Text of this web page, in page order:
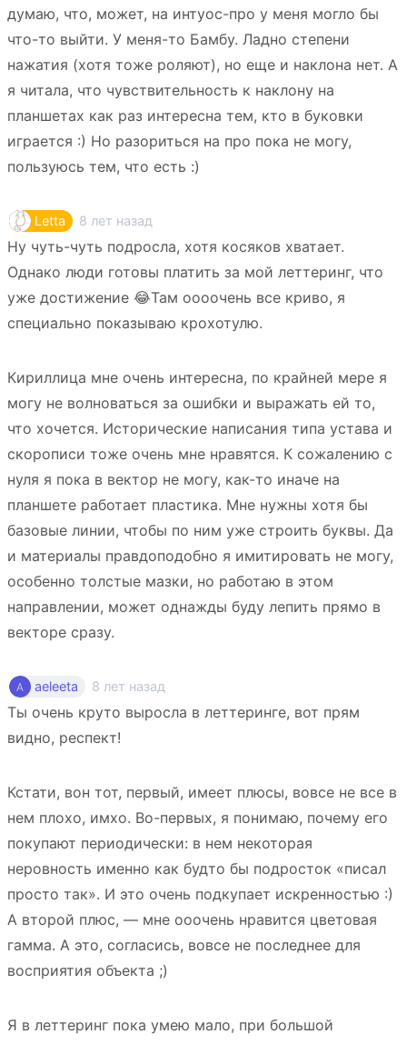
думаю, что, может, на интуос-про у меня могло бы
что-то выйти. У меня-то Бамбу. Ладно степени
нажатия (хотя тоже роляют), но еще и наклона нет. А
я читала, что чувствительность к наклону на
планшетах как раз интересна тем, кто в буковки
играется :) Но разориться на про пока не могу,
пользуюсь тем, что есть :)
Letta 8 лет назад
Ну чуть-чуть подросла, хотя косяков хватает.
Однако люди готовы платить за мой леттеринг, что
уже достижение 😂Там оооочень все криво, я
специально показываю крохотулю.
Кириллица мне очень интересна, по крайней мере я
могу не волноваться за ошибки и выражать ей то,
что хочется. Исторические написания типа устава и
скорописи тоже очень мне нравятся. К сожалению с
нуля я пока в вектор не могу, как-то иначе на
планшете работает пластика. Мне нужны хотя бы
базовые линии, чтобы по ним уже строить буквы. Да
и материалы правдоподобно я имитировать не могу,
особенно толстые мазки, но работаю в этом
направлении, может однажды буду лепить прямо в
векторе сразу.
aeleeta 8 лет назад
Ты очень круто выросла в леттеринге, вот прям
видно, респект!
Кстати, вон тот, первый, имеет плюсы, вовсе не все в
нем плохо, имхо. Во-первых, я понимаю, почему его
покупают периодически: в нем некоторая
неровность именно как будто бы подросток «писал
просто так». И это очень подкупает искренностью :)
А второй плюс, — мне ооочень нравится цветовая
гамма. А это, согласись, вовсе не последнее для
восприятия объекта ;)
Я в леттеринг пока умею мало, при большой